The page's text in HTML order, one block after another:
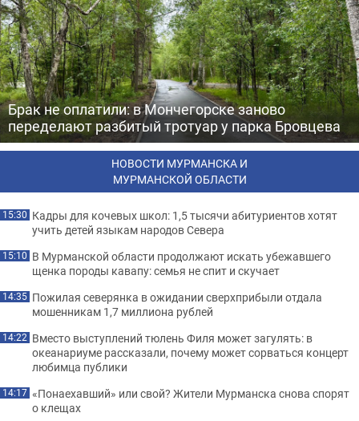
Брак не оплатили: в Мончегорске заново
переделают разбитый тротуар у парка Бровцева
НОВОСТИ МУРМАНСКА И
МУРМАНСКОЙ ОБЛАСТИ
15:30 Кадры для кочевых школ: 1,5 тысячи абитуриентов хотят
учить детей языкам народов Севера
15:10 В Мурманской области продолжают искать убежавшего
щенка породы кавапу: семья не спит и скучает
14:35 Пожилая северянка в ожидании сверхприбыли отдала
мошенникам 1,7 миллиона рублей
14:22 Вместо выступлений тюлень Филя может загулять: в
океанариуме рассказали, почему может сорваться концерт
любимца публики
14:17 «Понаехавший» или свой? Жители Мурманска снова спорят
о клещах